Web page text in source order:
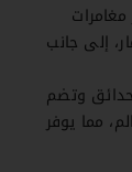
إلى جانب
وتضم
مما يوفر